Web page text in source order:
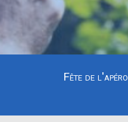
Fête de l'apéro